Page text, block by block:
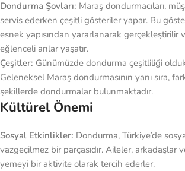
Dondurma Şovları: Maraş dondurmacıları,
servis ederken çeşitli gösteriler yapar. Bu
esnek yapısından yararlanarak gerçekleştirilir
eğlenceli anlar yaşatır.
Çeşitler: Günümüzde dondurma çeşitliliği
Geleneksel Maraş dondurmasının yanı sıra,
şekillerde dondurmalar bulunmaktadır.
Kültürel Önemi
Sosyal Etkinlikler: Dondurma, Türkiye’de
vazgeçilmez bir parçasıdır. Aileler, arkadaşlar
yemeyi bir aktivite olarak tercih ederler.